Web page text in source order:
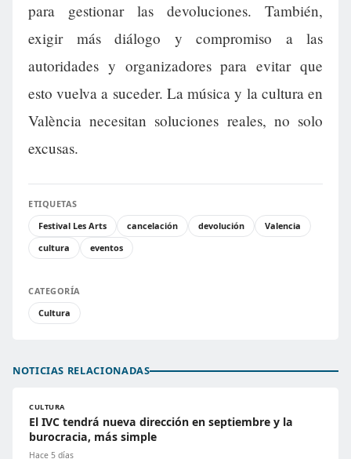
para gestionar las devoluciones. También,
exigir más diálogo y compromiso a las
autoridades y organizadores para evitar que
esto vuelva a suceder. La música y la cultura en
València necesitan soluciones reales, no solo
excusas.
ETIQUETAS
Festival Les Arts
cancelación devolución
Valencia
cultura
eventos
CATEGORÍA
Cultura
NOTICIAS RELACIONADAS
CULTURA
El IVC tendrá nueva dirección en septiembre y la
burocracia, más simple
Hace 5 días